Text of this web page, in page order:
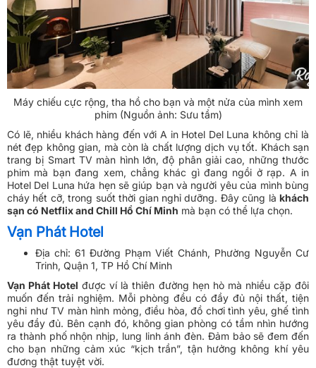
Máy chiếu cực rộng, tha hồ cho bạn và một nửa của mình xem
phim (Nguồn ảnh: Sưu tầm)
Có lẽ, nhiều khách hàng đến với A in Hotel Del Luna không chỉ là
nét đẹp không gian, mà còn là chất lượng dịch vụ tốt. Khách sạn
trang bị Smart TV màn hình lớn, độ phân giải cao, những thước
phim mà bạn đang xem, chẳng khác gì đang ngồi ở rạp. A in
Hotel Del Luna hứa hẹn sẽ giúp bạn và người yêu của mình bùng
cháy hết cỡ, trong suốt thời gian nghỉ dưỡng. Đây cũng là khách
sạn có Netflix and Chill Hồ Chí Minh mà bạn có thể lựa chọn.
Vạn Phát Hotel
Địa chỉ: 61 Đường Phạm Viết Chánh, Phường Nguyễn Cư
Trinh, Quận 1, TP Hồ Chí Minh
Vạn Phát Hotel được ví là thiên đường hẹn hò mà nhiều cặp đôi
muốn đến trải nghiệm. Mỗi phòng đều có đầy đủ nội thất, tiện
nghi như TV màn hình mỏng, điều hòa, đồ chơi tình yêu, ghế tình
yêu đầy đủ. Bên cạnh đó, không gian phòng có tầm nhìn hướng
ra thành phố nhộn nhịp, lung linh ánh đèn. Đảm bảo sẽ đem đến
cho bạn những cảm xúc “kịch trần”, tận hưởng không khí yêu
đương thật tuyệt vời.